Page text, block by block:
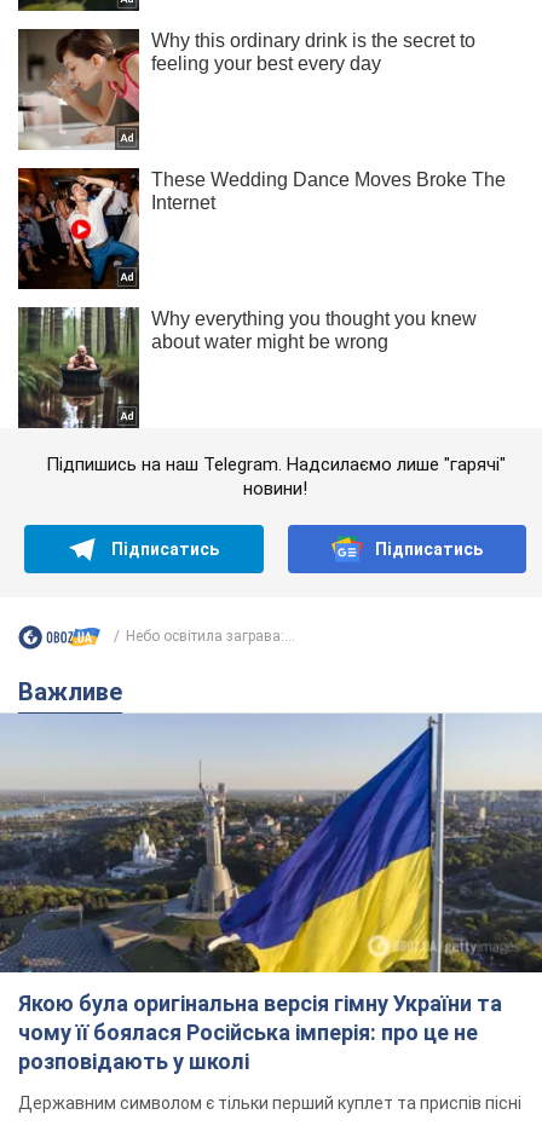
Підпишись на наш Telegram. Надсилаємо лише "гарячі"
новини!
Підписатись Підписатись
Небо освітила заграва:...
Важливе
Якою була оригінальна версія гімну України та
чому її боялася Російська імперія: про це не
розповідають у школі
Державним символом є тільки перший куплет та приспів пісні